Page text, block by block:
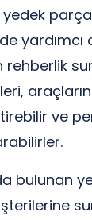
yardımcı
ve
bulunan